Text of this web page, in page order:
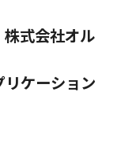
式会社オル
ケーション